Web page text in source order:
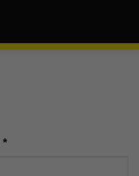
*Vereist